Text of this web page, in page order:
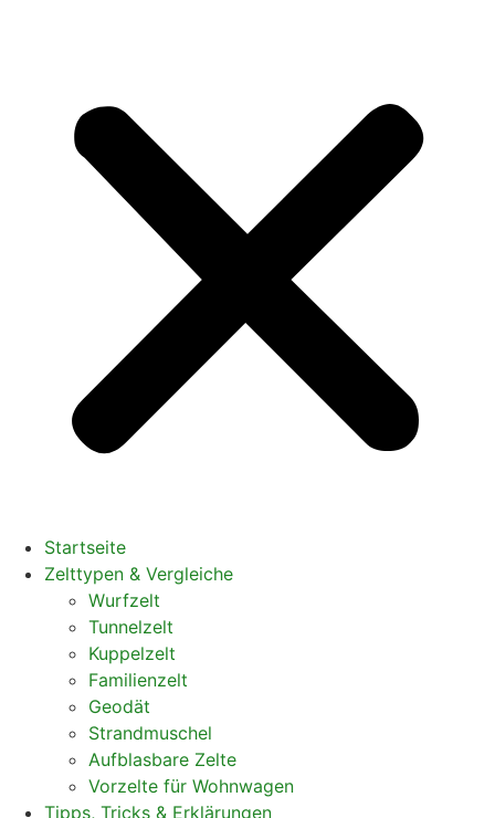
Startseite
Zelttypen & Vergleiche
Wurfzelt
Tunnelzelt
Kuppelzelt
Familienzelt
Geodät
Strandmuschel
Aufblasbare Zelte
Vorzelte für Wohnwagen
Tipps, Tricks & Erklärungen